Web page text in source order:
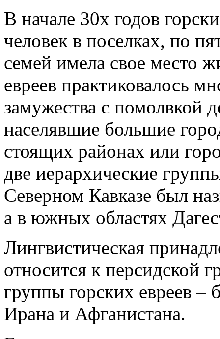
В начале 30х годов
человек в поселках, по
семей имела свое место
евреев практиковалось
замужества с помолвкой
населявшие большие
стоящих районах или
две иерархические
Северном Кавказе был
а в южных областях
Лингвистическая
относится к персидской
группы горских евреев –
Ирана и Афганистана.